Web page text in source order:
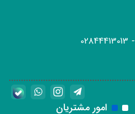
امور مشتریان